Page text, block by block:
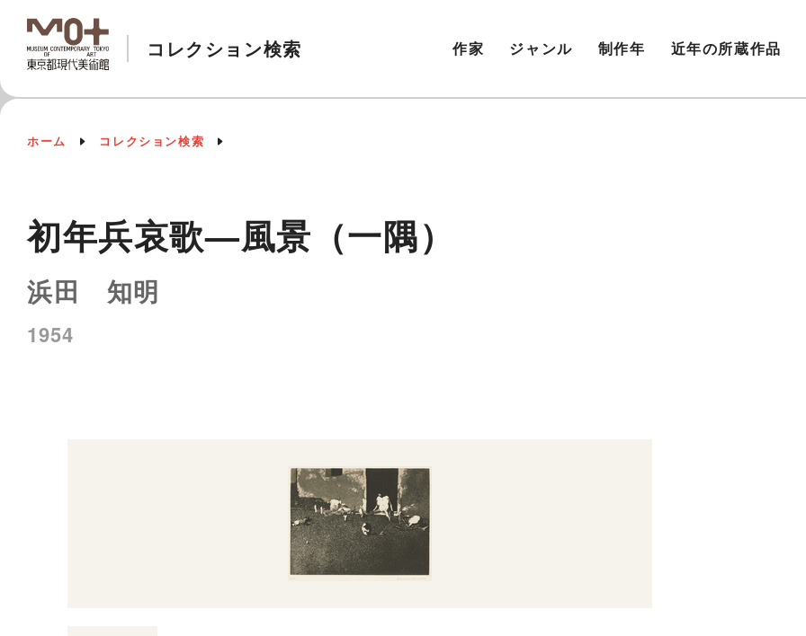
コレクション検索 作家 ジャンル 制作年 近年の所蔵作品
ホーム コレクション検索
初年兵哀歌—風景（一隅）
浜田 知明
1954